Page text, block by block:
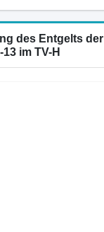
des Entgelts der
im TV-H